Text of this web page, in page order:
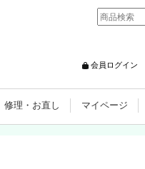
会員ログイン
修理・お直し マイページ